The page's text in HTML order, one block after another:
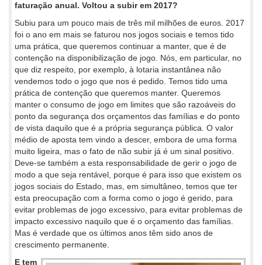
faturação anual. Voltou a subir em 2017?
Subiu para um pouco mais de três mil milhões de euros. 2017
foi o ano em mais se faturou nos jogos sociais e temos tido
uma prática, que queremos continuar a manter, que é de
contenção na disponibilização de jogo. Nós, em particular, no
que diz respeito, por exemplo, à lotaria instantânea não
vendemos todo o jogo que nos é pedido. Temos tido uma
prática de contenção que queremos manter. Queremos
manter o consumo de jogo em limites que são razoáveis do
ponto da segurança dos orçamentos das famílias e do ponto
de vista daquilo que é a própria segurança pública. O valor
médio de aposta tem vindo a descer, embora de uma forma
muito ligeira, mas o fato de não subir já é um sinal positivo.
Deve-se também a esta responsabilidade de gerir o jogo de
modo a que seja rentável, porque é para isso que existem os
jogos sociais do Estado, mas, em simultâneo, temos que ter
esta preocupação com a forma como o jogo é gerido, para
evitar problemas de jogo excessivo, para evitar problemas de
impacto excessivo naquilo que é o orçamento das famílias.
Mas é verdade que os últimos anos têm sido anos de
crescimento permanente.
E tem